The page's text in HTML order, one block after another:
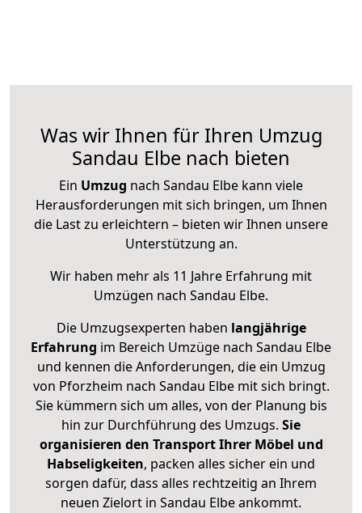
Was wir Ihnen für Ihren Umzug
Sandau Elbe nach bieten
Ein Umzug nach Sandau Elbe kann viele
Herausforderungen mit sich bringen, um Ihnen
die Last zu erleichtern – bieten wir Ihnen unsere
Unterstützung an.
Wir haben mehr als 11 Jahre Erfahrung mit
Umzügen nach Sandau Elbe.
Die Umzugsexperten haben langjährige
Erfahrung im Bereich Umzüge nach Sandau Elbe
und kennen die Anforderungen, die ein Umzug
von Pforzheim nach Sandau Elbe mit sich bringt.
Sie kümmern sich um alles, von der Planung bis
hin zur Durchführung des Umzugs. Sie
organisieren den Transport Ihrer Möbel und
Habseligkeiten, packen alles sicher ein und
sorgen dafür, dass alles rechtzeitig an Ihrem
neuen Zielort in Sandau Elbe ankommt.